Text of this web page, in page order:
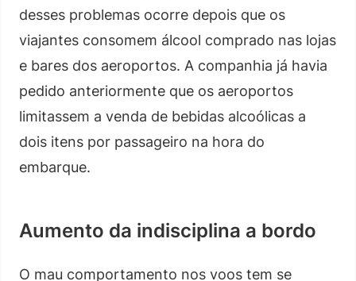
desses problemas ocorre depois que os
viajantes consomem álcool comprado nas lojas
e bares dos aeroportos. A companhia já havia
pedido anteriormente que os aeroportos
limitassem a venda de bebidas alcoólicas a
dois itens por passageiro na hora do
embarque.
Aumento da indisciplina a bordo
O mau comportamento nos voos tem se